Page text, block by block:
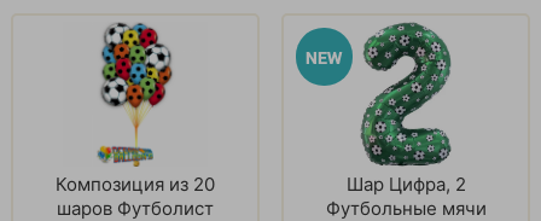
Композиция из 20
шаров Футболист
Шар Цифра, 2
Футбольные мячи